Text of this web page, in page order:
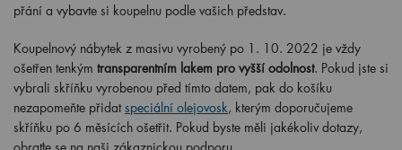
ošetřen tenkýmtransparentním lakem pro vyšší odolnost. Pokud jste si
vybrali skříňku vyrobenou před tímto datem, pak do košíku
nezapomeňte přidatspeciální olejovosk, kterým doporučujeme
skříňku po 6 měsících ošetřit. Pokud byste měli jakékoliv dotazy,
obraťte se na naši zákaznickou podporu.